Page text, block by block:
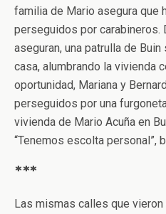
familia de Mario asegura que
perseguidos por carabineros.
aseguran, una patrulla de
casa, alumbrando la vivienda
oportunidad, Mariana y
perseguidos por una
vivienda de Mario Acuña en
“Tenemos escolta personal”,
***
Las mismas calles que